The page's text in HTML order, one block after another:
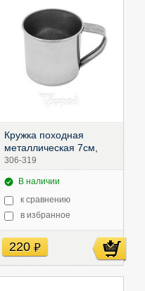
Кружка походная
металлическая 7см,
306-319
В наличии
к сравнению
в избранное
220 руб